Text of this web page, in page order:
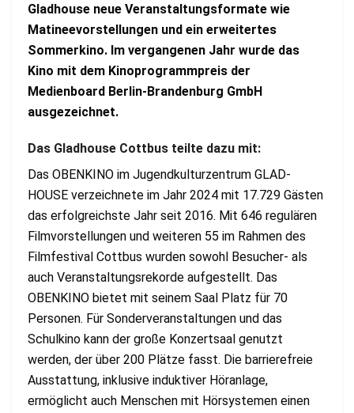
Gladhouse neue Veranstaltungsformate wie
Matineevorstellungen und ein erweitertes
Sommerkino. Im vergangenen Jahr wurde das
Kino mit dem Kinoprogrammpreis der
Medienboard Berlin-Brandenburg GmbH
ausgezeichnet.
Das Gladhouse Cottbus teilte dazu mit:
Das OBENKINO im Jugendkulturzentrum GLAD-
HOUSE verzeichnete im Jahr 2024 mit 17.729 Gästen
das erfolgreichste Jahr seit 2016. Mit 646 regulären
Filmvorstellungen und weiteren 55 im Rahmen des
Filmfestival Cottbus wurden sowohl Besucher- als
auch Veranstaltungsrekorde aufgestellt. Das
OBENKINO bietet mit seinem Saal Platz für 70
Personen. Für Sonderveranstaltungen und das
Schulkino kann der große Konzertsaal genutzt
werden, der über 200 Plätze fasst. Die barrierefreie
Ausstattung, inklusive induktiver Höranlage,
ermöglicht auch Menschen mit Hörsystemen einen